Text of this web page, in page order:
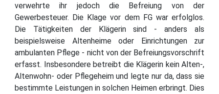
verwehrte ihr jedoch die Befreiung von der
Gewerbesteuer. Die Klage vor dem FG war erfolglos.
Die Tätigkeiten der Klägerin sind - anders als
beispielsweise Altenheime oder Einrichtungen zur
ambulanten Pflege - nicht von der Befreiungsvorschrift
erfasst. Insbesondere betreibt die Klägerin kein Alten-,
Altenwohn- oder Pflegeheim und legte nur da, dass sie
bestimmte Leistungen in solchen Heimen erbringt. Dies